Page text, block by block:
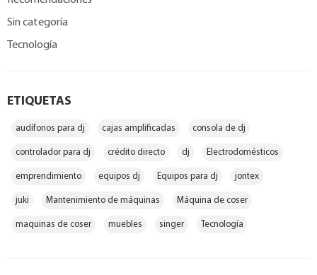
Sin categoría
Tecnología
ETIQUETAS
audífonos para dj cajas amplificadas consola de dj
controlador para dj crédito directo dj Electrodomésticos
emprendimiento equipos dj Equipos para dj jontex
juki Mantenimiento de máquinas Máquina de coser
maquinas de coser muebles singer Tecnología